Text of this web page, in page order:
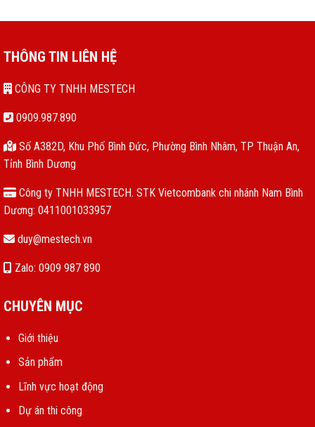
THÔNG TIN LIÊN HỆ
CÔNG TY TNHH MESTECH
0909.987.890
Số A382D, Khu Phố Bình Đức, Phường Bình Nhâm, TP Thuận An,
Tỉnh Bình Dương
Công ty TNHH MESTECH. STK Vietcombank chi nhánh Nam Bình
Dương: 0411001033957
duy@mestech.vn
Zalo: 0909 987 890
CHUYÊN MỤC
Giới thiệu
Sản phẩm
Lĩnh vực hoạt động
Dự án thi công